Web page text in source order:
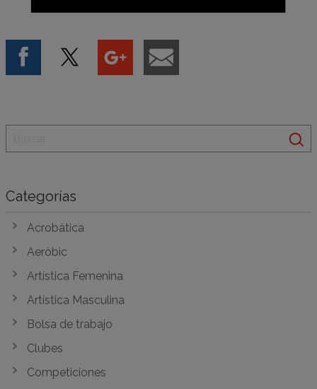
Categorías
Acrobática
Aeróbic
Artística Femenina
Artística Masculina
Bolsa de trabajo
Clubes
Competiciones